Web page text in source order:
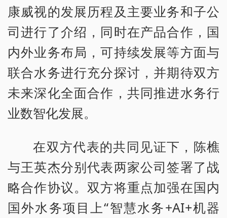
康威视的发展历程及主要业务和子公
司进行了介绍，同时在产品合作，国
内外业务布局，可持续发展等方面与
联合水务进行充分探讨，并期待双方
未来深化全面合作，共同推进水务行
业数智化发展。
在双方代表的共同见证下，陈樵
与王英杰分别代表两家公司签署了战
略合作协议。双方将重点加强在国内
国外水务项目上“智慧水务+AI+机器